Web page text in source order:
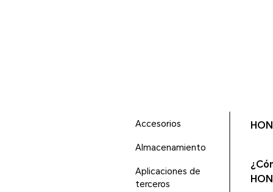
Accesorios
Almacenamiento
Aplicaciones de
terceros